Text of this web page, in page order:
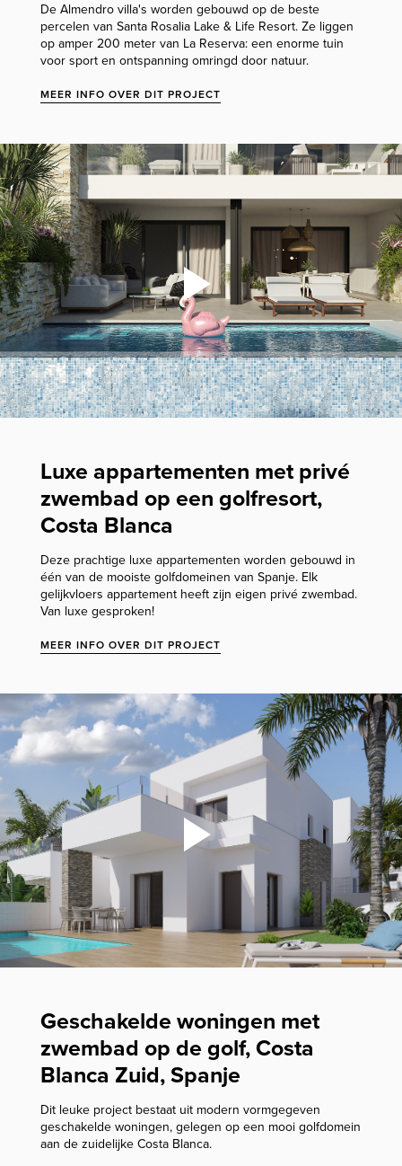
De Almendro villa's worden gebouwd op de beste
percelen van Santa Rosalia Lake & Life Resort. Ze liggen
op amper 200 meter van La Reserva: een enorme tuin
voor sport en ontspanning omringd door natuur.
MEER INFO OVER DIT PROJECT
Luxe appartementen met privé
zwembad op een golfresort,
Costa Blanca
Deze prachtige luxe appartementen worden gebouwd in
één van de mooiste golfdomeinen van Spanje. Elk
gelijkvloers appartement heeft zijn eigen privé zwembad.
Van luxe gesproken!
MEER INFO OVER DIT PROJECT
Geschakelde woningen met
zwembad op de golf, Costa
Blanca Zuid, Spanje
Dit leuke project bestaat uit modern vormgegeven
geschakelde woningen, gelegen op een mooi golfdomein
aan de zuidelijke Costa Blanca.